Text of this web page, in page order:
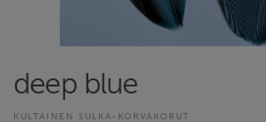
deep blue
KULTAINEN SULKA-KORVAKORUT